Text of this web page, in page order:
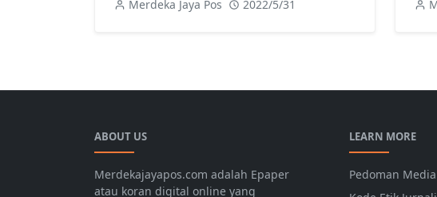
Merdeka Jaya Pos 2022/5/31
ABOUT US
Merdekajayapos.com adalah Epaper
atau koran digital online yang
LEARN MORE
Pedoman